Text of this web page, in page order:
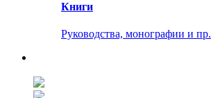
Книги
Руководства, монографии и пр.